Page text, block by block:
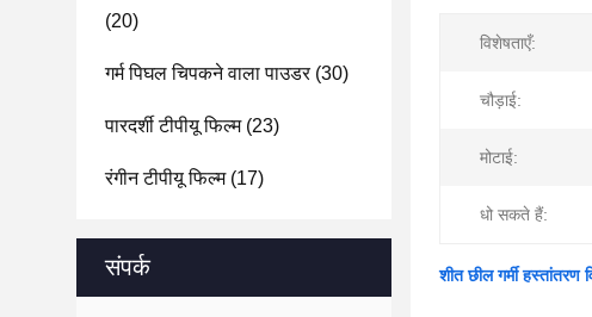
(20)
गर्म पिघल चिपकने वाला पाउडर(30)
पारदर्शी टीपीयू फिल्म(23)
रंगीन टीपीयू फिल्म(17)
संपर्क
विशेषताएँ:
चौड़ाई:
मोटाई:
धो सकते हैं:
शीत छील गर्मी